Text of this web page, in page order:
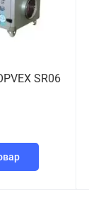
SR06